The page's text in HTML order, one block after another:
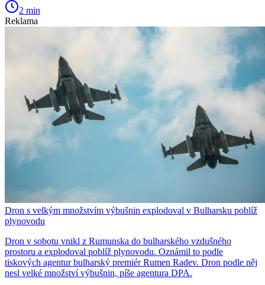
2 min
Reklama
Dron s velkým množstvím výbušnin explodoval v Bulharsku poblíž
plynovodu
Dron v sobotu vnikl z Rumunska do bulharského vzdušného
prostoru a explodoval poblíž plynovodu. Oznámil to podle
tiskových agentur bulharský premiér Rumen Radev. Dron podle něj
nesl velké množství výbušnin, píše agentura DPA.